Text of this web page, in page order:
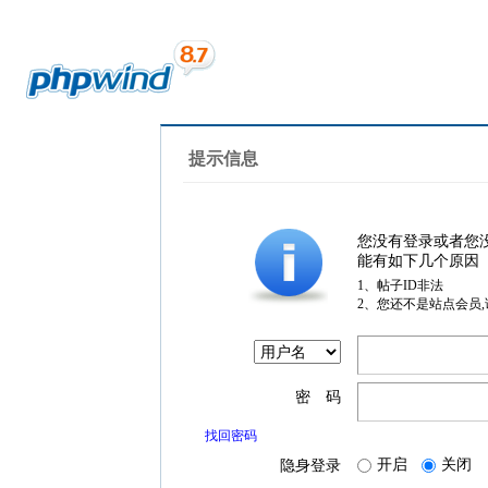
提示信息
您没有登录或者您
能有如下几个原因
1、帖子ID非法
2、您还不是站点会员
密 码
找回密码
隐身登录 开启 关闭